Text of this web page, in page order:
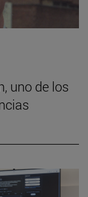
uno de los